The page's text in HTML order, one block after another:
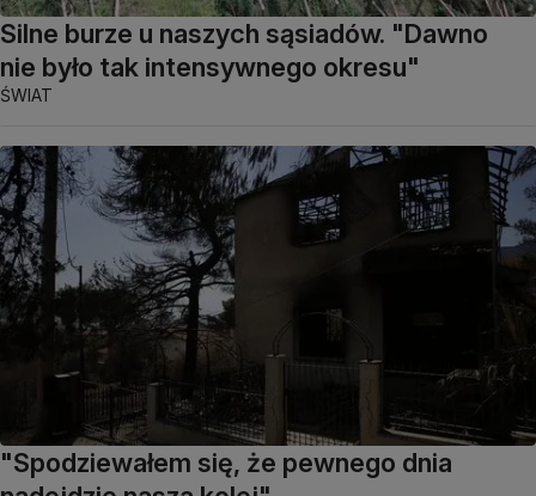
Silne burze u naszych sąsiadów. "Dawno
nie było tak intensywnego okresu"
ŚWIAT
"Spodziewałem się, że pewnego dnia